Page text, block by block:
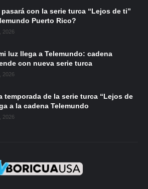
pasará con la serie turca “Lejos de ti”
Puerto Rico?
2026
luz llega a Telemundo: cadena
con nueva serie turca
2026
temporada de la serie turca “Lejos de
a la cadena Telemundo
2026